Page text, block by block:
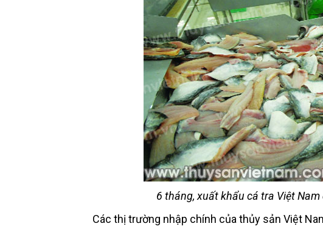
6 tháng, xuất khẩu cá tra Việt
Các thị trường nhập chính của thủy sản Việt